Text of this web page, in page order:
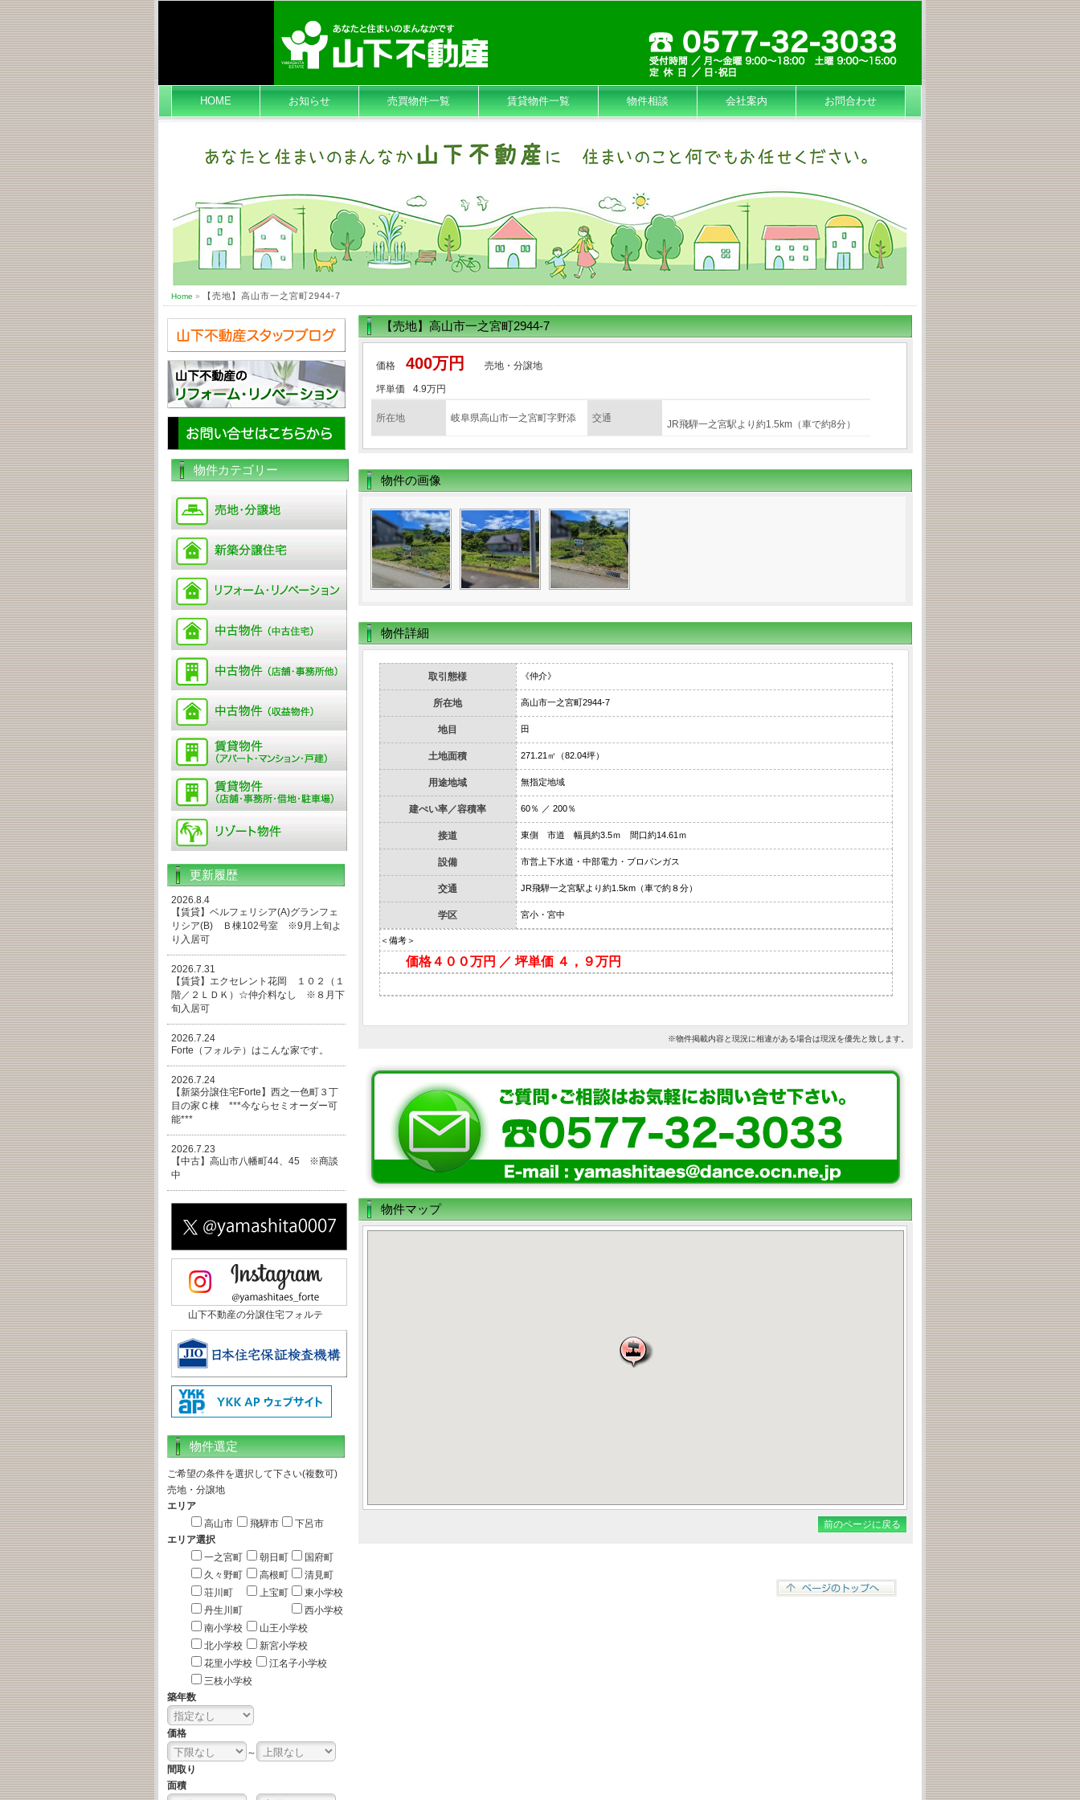
HOME お知らせ 売買物件一覧 賃貸物件一覧 物件相談 会社案内 お問合わせ
Home » 【売地】高山市一之宮町2944-7
【売地】高山市一之宮町2944-7
価格 400万円 売地・分譲地
坪単価 4.9万円
所在地 岐阜県高山市一之宮町字野添 交通
JR飛騨一之宮駅より約1.5km（車で約8分）
物件の画像
物件詳細
取引態様 《仲介》
所在地 高山市一之宮町2944-7
地目 田
土地面積 271.21㎡（82.04坪）
用途地域 無指定地域
建ぺい率／容積率 60％ ／ 200％
接道 東側 市道 幅員約3.5ｍ 間口約14.61ｍ
設備 市営上下水道・中部電力・プロパンガス
交通 JR飛騨一之宮駅より約1.5km（車で約８分）
学区 宮小・宮中
＜備考＞
価格４００万円 ／ 坪単価 ４，９万円
※物件掲載内容と現況に相違がある場合は現況を優先と致します。
物件マップ
前のページに戻る
物件カテゴリー
更新履歴
2026.8.4
【賃貸】ベルフェリシア(A)グランフェ
リシア(B) Ｂ棟102号室 ※9月上旬よ
り入居可
2026.7.31
【賃貸】エクセレント花岡 １０２（１
階／２ＬＤＫ）☆仲介料なし ※８月下
旬入居可
2026.7.24
Forte（フォルテ）はこんな家です。
2026.7.24
【新築分譲住宅Forte】西之一色町３丁
目の家Ｃ棟 ***今ならセミオーダー可
能***
2026.7.23
【中古】高山市八幡町44、45 ※商談
中
山下不動産の分譲住宅フォルテ
物件選定
ご希望の条件を選択して下さい(複数可)
売地・分譲地
エリア
高山市
飛騨市
下呂市
エリア選択
一之宮町
久々野町
朝日町
高根町
国府町
清見町
荘川町
丹生川町
上宝町
東小学校
西小学校
南小学校
北小学校
山王小学校
新宮小学校
花里小学校
三枝小学校
江名子小学校
築年数
価格
～
間取り
面積